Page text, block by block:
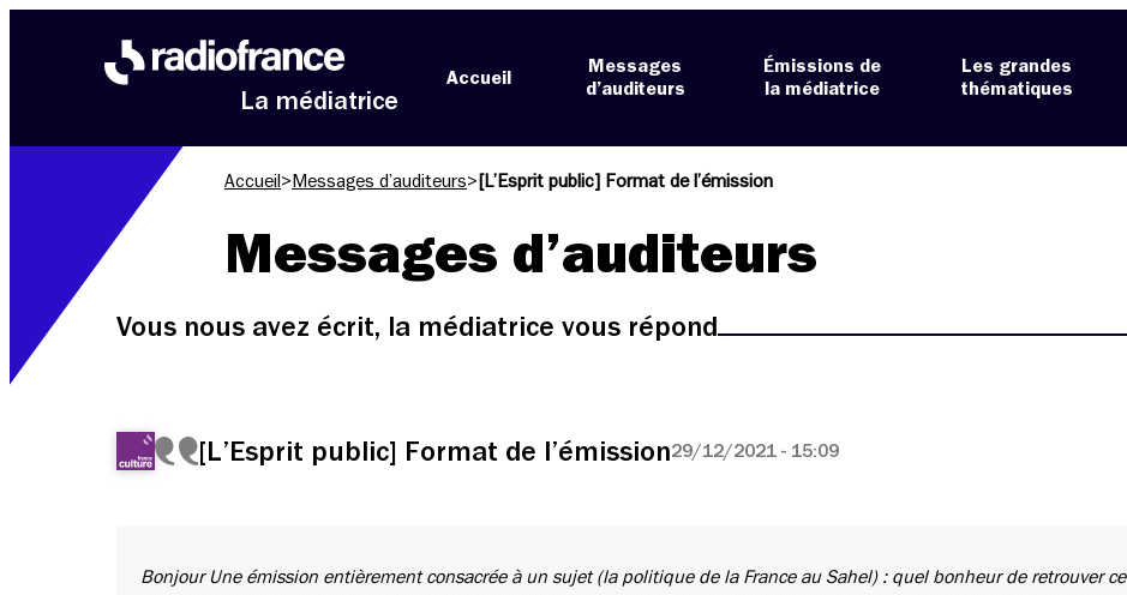
La médiatrice
Accueil
Messages
d’auditeurs
Émissions de
la médiatrice
Les grandes
thématiques
Accueil > Messages d’auditeurs> [L’Esprit public] Format de l’émission
Messages d’auditeurs
Vous nous avez écrit, la médiatrice vous répond
[L’Esprit public] Format de l’émission29/12/2021 - 15:09
Bonjour Une émission entièrement consacrée à un sujet (la politique de la France au Sahel) : quel bonheur de retrouver ce